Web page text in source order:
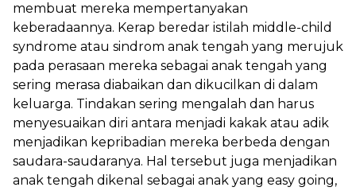
membuat mereka mempertanyakan
keberadaannya. Kerap beredar istilah middle-child
syndrome atau sindrom anak tengah yang merujuk
pada perasaan mereka sebagai anak tengah yang
sering merasa diabaikan dan dikucilkan di dalam
keluarga. Tindakan sering mengalah dan harus
menyesuaikan diri antara menjadi kakak atau adik
menjadikan kepribadian mereka berbeda dengan
saudara-saudaranya. Hal tersebut juga menjadikan
anak tengah dikenal sebagai anak yang easy going,